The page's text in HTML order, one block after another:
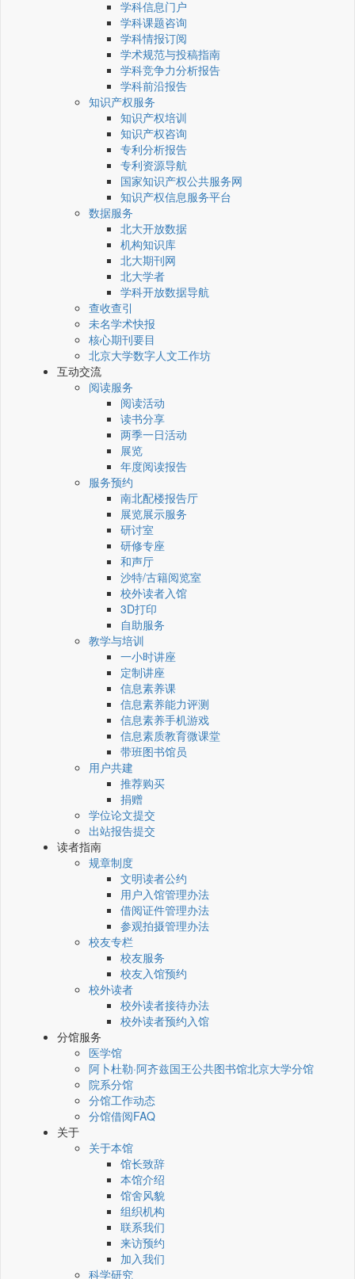
学科信息门户
学科课题咨询
学科情报订阅
学术规范与投稿指南
学科竞争力分析报告
学科前沿报告
知识产权服务
知识产权培训
知识产权咨询
专利分析报告
专利资源导航
国家知识产权公共服务网
知识产权信息服务平台
数据服务
北大开放数据
机构知识库
北大期刊网
北大学者
学科开放数据导航
查收查引
未名学术快报
核心期刊要目
北京大学数字人文工作坊
互动交流
阅读服务
阅读活动
读书分享
两季一日活动
展览
年度阅读报告
服务预约
南北配楼报告厅
展览展示服务
研讨室
研修专座
和声厅
沙特/古籍阅览室
校外读者入馆
3D打印
自助服务
教学与培训
一小时讲座
定制讲座
信息素养课
信息素养能力评测
信息素养手机游戏
信息素质教育微课堂
带班图书馆员
用户共建
推荐购买
捐赠
学位论文提交
出站报告提交
读者指南
规章制度
文明读者公约
用户入馆管理办法
借阅证件管理办法
参观拍摄管理办法
校友专栏
校友服务
校友入馆预约
校外读者
校外读者接待办法
校外读者预约入馆
分馆服务
医学馆
阿卜杜勒·阿齐兹国王公共图书馆北京大学分馆
院系分馆
分馆工作动态
分馆借阅FAQ
关于
关于本馆
馆长致辞
本馆介绍
馆舍风貌
组织机构
联系我们
来访预约
加入我们
科学研究